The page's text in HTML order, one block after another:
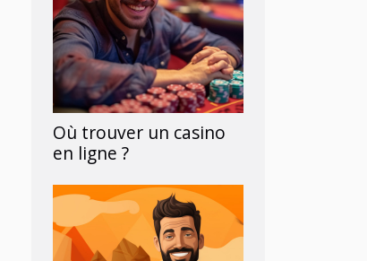
Où trouver un casino
en ligne ?